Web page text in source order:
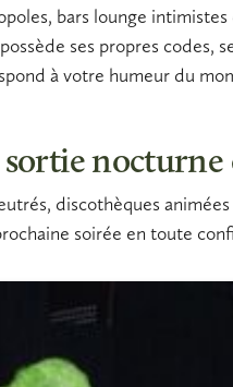
bars lounge intimistes
ses propres codes,
à votre humeur du
nocturne
discothèques
soirée en toute